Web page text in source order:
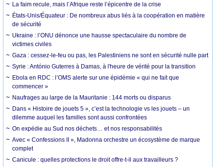
La faim recule, mais l’Afrique reste l’épicentre de la crise
États-Unis/Équateur : De nombreux abus liés à la coopération en matière
de sécurité
Ukraine : l’ONU dénonce une hausse spectaculaire du nombre de
victimes civiles
Gaza : cessez-le-feu ou pas, les Palestiniens ne sont en sécurité nulle part
Syrie : António Guterres à Damas, à l'heure de vérité pour la transition
Ebola en RDC : l’OMS alerte sur une épidémie « qui ne fait que
commencer »
Naufrages au large de la Mauritanie : 144 morts ou disparus
Dans « Histoire de jouets 5 », c’est la technologie vs les jouets – un
dilemme auquel les familles sont aussi confrontées
On expédie au Sud nos déchets… et nos responsabilités
Avec « Confessions II », Madonna orchestre un écosystème de marque
complet
Canicule : quelles protections le droit offre-t-il aux travailleurs ?